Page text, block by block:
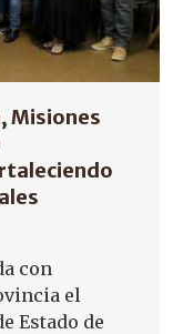
Misiones
con
el
Estado de